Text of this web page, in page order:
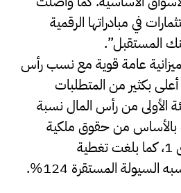
في مبادراتها الرقمية
المستقبل”.
بميزانية عامة قوية مع نسب رأس
بكثير من المتطلبات
الأولى من رأس المال نسبة
بالأساس من حقوق ملكية
رئيسية من المستوى 1، كما بلغت تغطية